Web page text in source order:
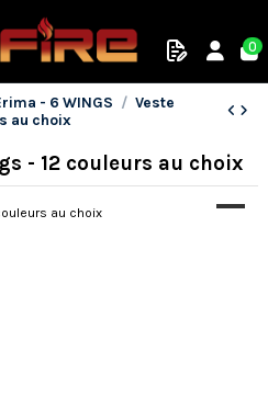
0
- 6 WINGS
Veste
au choix
- 12 couleurs au choix